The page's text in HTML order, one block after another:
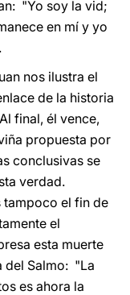
"Yo soy la vid;
en mí y yo
nos ilustra el
de la historia
final, él vence,
propuesta por
conclusivas se
verdad.
tampoco el fin de
el
esta muerte
del Salmo: "La
es ahora la